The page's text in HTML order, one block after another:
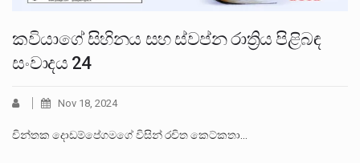
කවියාගේ සිහිනය සහ ස්වප්න රාත්‍රිය පිළිබඳ
සංවාදය 24
Nov 18, 2024
චින්තක දොඩම්පේගමගේ විසින් රචිත කෙට්කතා…